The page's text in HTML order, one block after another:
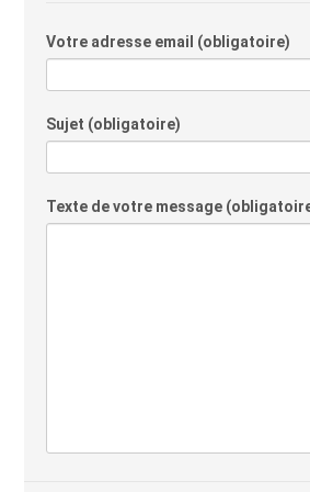
Votre adresse email (obligatoire)
Sujet (obligatoire)
Texte de votre message